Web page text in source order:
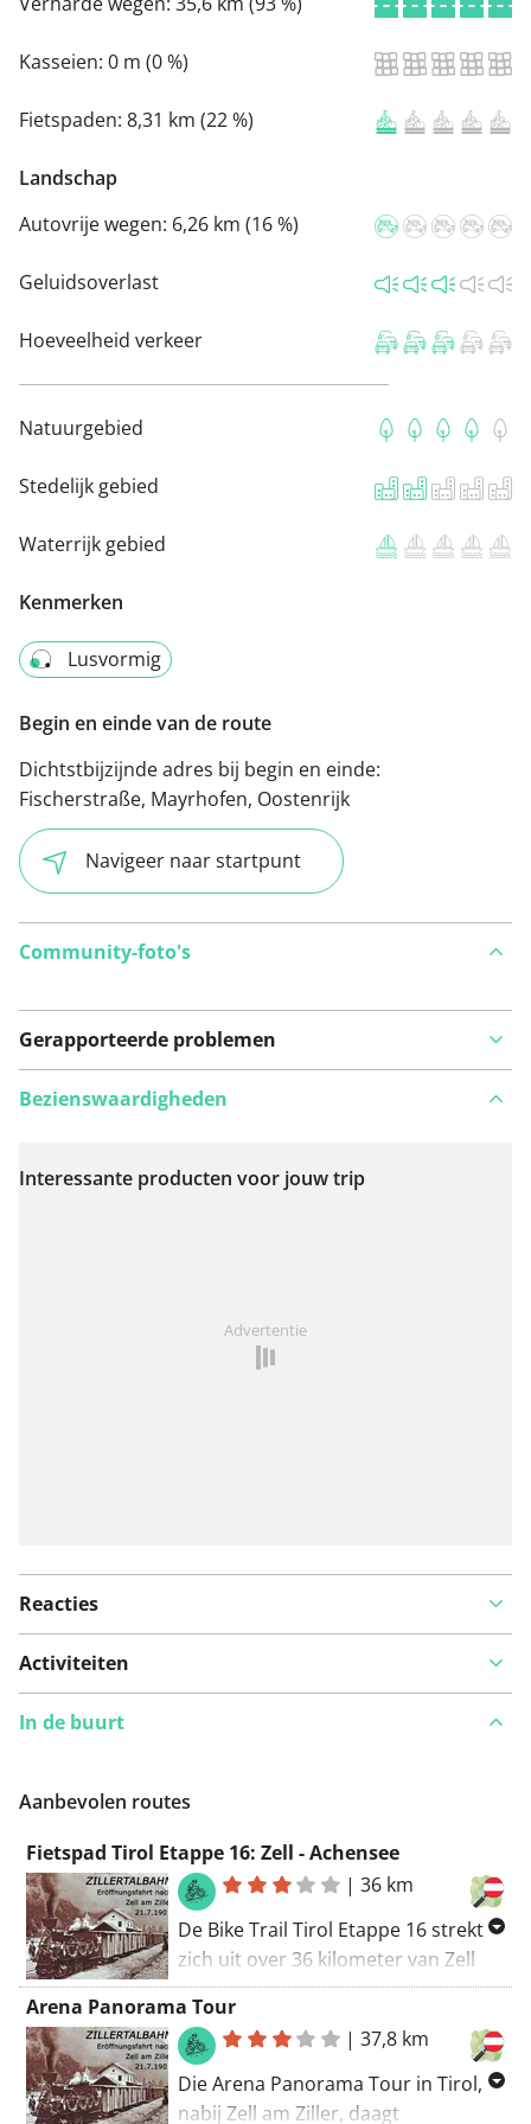
Kasseien: 0 m (0 %)
Fietspaden: 8,31 km (22 %)
Landschap
Autovrije wegen: 6,26 km (16 %)
Geluidsoverlast
Hoeveelheid verkeer
Natuurgebied
Stedelijk gebied
Waterrijk gebied
Kenmerken
Lusvormig
Begin en einde van de route
Dichtstbijzijnde adres bij begin en einde:
Fischerstraße, Mayrhofen, Oostenrijk
Navigeer naar startpunt
Community-foto's
Gerapporteerde problemen
Bekijk op kaart
Bezienswaardigheden
Interessante producten voor jouw trip
Advertentie
Reacties
Activiteiten
In de buurt
Aanbevolen routes
Fietspad Tirol Etappe 16: Zell - Achensee
|36 km
De Bike Trail Tirol Etappe 16 strekt
zich uit over 36 kilometer van Zell
naar Achensee en biedt een lichte
uitdaging voor mountainbikers. De
route gaat door de idyllische natuur,
langs Zell am Ziller en Aschau in het
Zillertal. Met 7% onverharde wegen
Arena Panorama Tour
|37,8 km
Die Arena Panorama Tour in Tirol,
nabij Zell am Ziller, daagt